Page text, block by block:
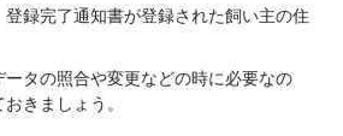
録完了通知書が登録された飼い主の住
ータの照合や変更などの時に必要なの
きましょう。